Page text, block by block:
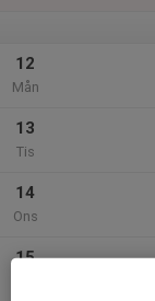
12
Mån
13
Tis
14
Ons
15